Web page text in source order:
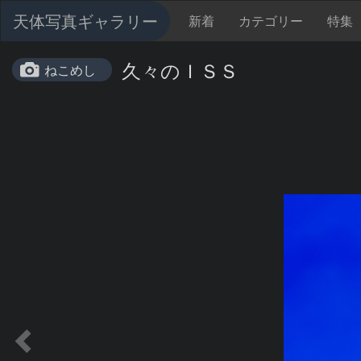
天体写真ギャラリー 新着 カテゴリー 特集
ねこめし 久々のＩＳＳ